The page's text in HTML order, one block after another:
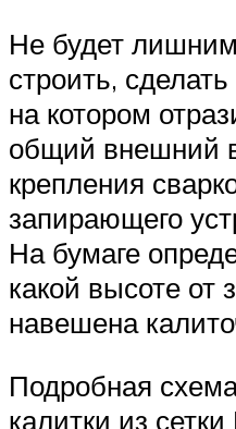
Не будет
строить,
на котором
общий внешний
крепления
запирающего
На бумаге
какой высоте от
навешена
Подробная
калитки из